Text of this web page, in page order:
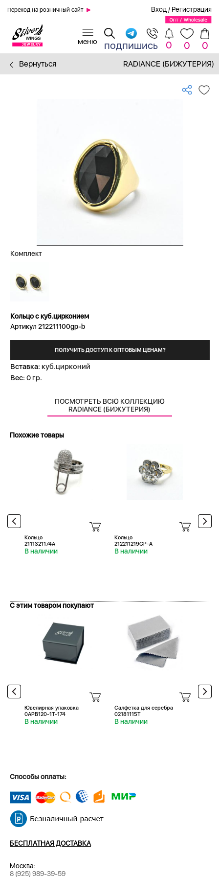
Переход на розничный сайт Вход / Регистрация
подпишись 0 0 0
Вернуться RADIANCE (БИЖУТЕРИЯ)
Комплект
Кольцо с куб.цирконием
Артикул 212211100gp-b
ПОЛУЧИТЬ ДОСТУП К ОПТОВЫМ ЦЕНАМ?
Вставка: куб.цирконий
Вес: 0 гр.
ПОСМОТРЕТЬ ВСЮ КОЛЛЕКЦИЮ
RADIANCE (БИЖУТЕРИЯ)
Похожие товары
Кольцо
2111321174A
В наличии
Кольцо
212211219GP-A
В наличии
С этим товаром покупают
Ювелирная упаковка
0APB120-1T-174
В наличии
Салфетка для серебра
02181115T
В наличии
Способы оплаты:
БЕСПЛАТНАЯ ДОСТАВКА
Москва:
8 (925) 989-39-59